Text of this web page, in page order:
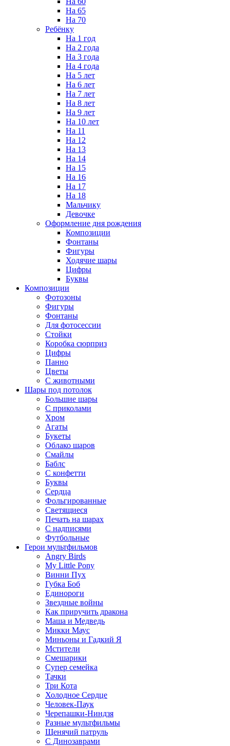
На 65
На 70
Ребёнку
На 1 год
На 2 года
На 3 года
На 4 года
На 5 лет
На 6 лет
На 7 лет
На 8 лет
На 9 лет
На 10 лет
На 11
На 12
На 13
На 14
На 15
На 16
На 17
На 18
Мальчику
Девочке
Оформление дня рождения
Композиции
Фонтаны
Фигуры
Ходячие шары
Цифры
Буквы
Композиции
Фотозоны
Фигуры
Фонтаны
Для фотосессии
Стойки
Коробка сюрприз
Цифры
Панно
Цветы
С животными
Шары под потолок
Большие шары
С приколами
Хром
Агаты
Букеты
Облако шаров
Смайлы
Баблс
С конфетти
Буквы
Сердца
Фольгированные
Светящиеся
Печать на шарах
С надписями
Футбольные
Герои мультфильмов
Angry Birds
My Little Pony
Винни Пух
Губка Боб
Единороги
Звездные войны
Как приручить дракона
Маша и Медведь
Микки Маус
Миньоны и Гадкий Я
Мстители
Смешарики
Супер семейка
Тачки
Три Кота
Холодное Сердце
Человек-Паук
Черепашки-Ниндзя
Разные мультфильмы
Щенячий патруль
C Динозаврами